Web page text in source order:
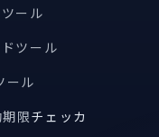
ール
ツール
ール
限チェッカ